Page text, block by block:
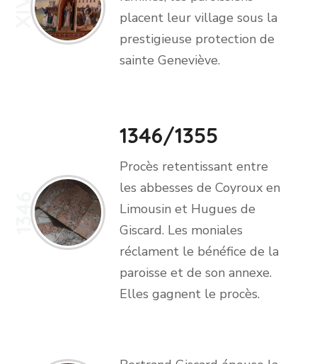
placent leur village sous la
prestigieuse protection de
sainte Geneviève.
1346
1346/1355
Procès retentissant entre
les abbesses de Coyroux en
Limousin et Hugues de
Giscard. Les moniales
réclament le bénéfice de la
paroisse et de son annexe.
Elles gagnent le procès.